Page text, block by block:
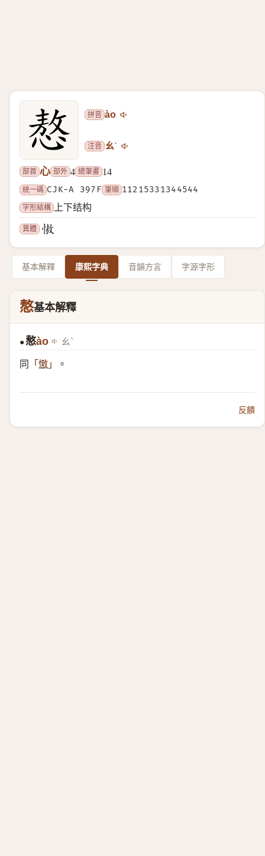
拼音 ào
注音 ㄠˋ
部首 心 部外 4 總筆畫 14
統一碼 CJK-A 397F 筆順 11215331344544
字形結構
上下结构
異體
基本解釋 康熙字典 音韻方言 字源字形
㥿基本解釋
●㥿ào ㄠˋ
同 「 慠 」 。
反饋